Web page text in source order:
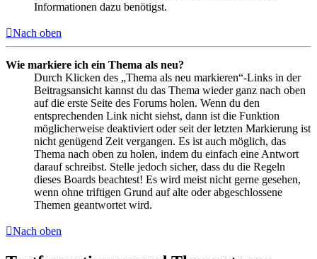
Informationen dazu benötigst.
Nach oben
Wie markiere ich ein Thema als neu?
Durch Klicken des „Thema als neu markieren“-Links in der
Beitragsansicht kannst du das Thema wieder ganz nach oben
auf die erste Seite des Forums holen. Wenn du den
entsprechenden Link nicht siehst, dann ist die Funktion
möglicherweise deaktiviert oder seit der letzten Markierung ist
nicht genügend Zeit vergangen. Es ist auch möglich, das
Thema nach oben zu holen, indem du einfach eine Antwort
darauf schreibst. Stelle jedoch sicher, dass du die Regeln
dieses Boards beachtest! Es wird meist nicht gerne gesehen,
wenn ohne triftigen Grund auf alte oder abgeschlossene
Themen geantwortet wird.
Nach oben